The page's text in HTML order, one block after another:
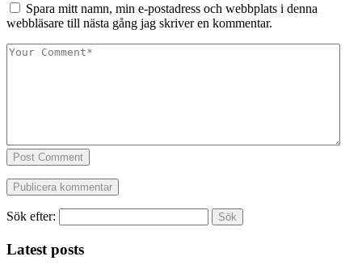
Spara mitt namn, min e-postadress och webbplats i denna
webbläsare till nästa gång jag skriver en kommentar.
Post Comment
Sök efter:
Latest posts